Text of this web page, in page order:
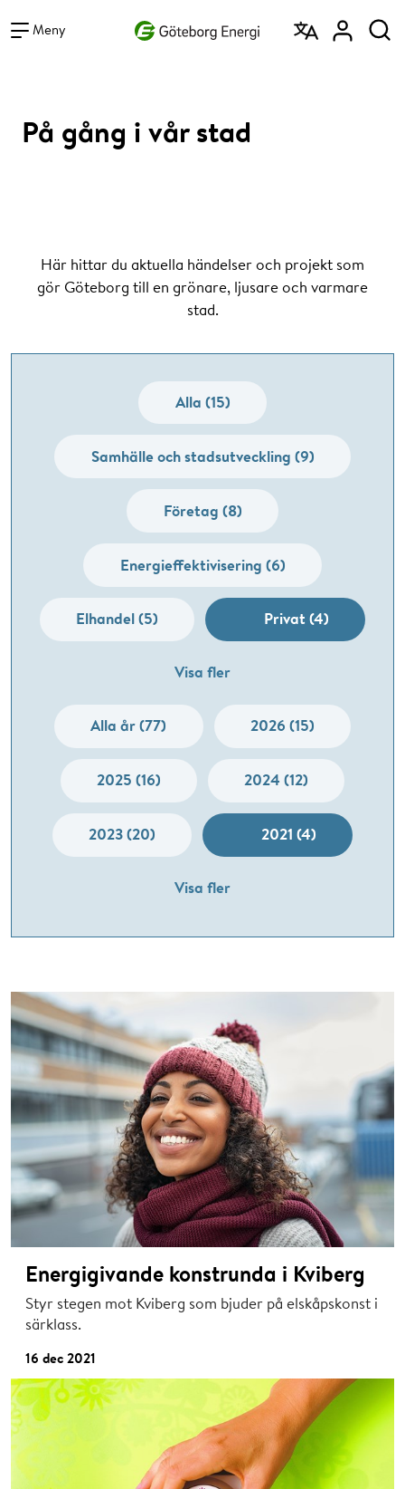
Meny
På gång i vår stad
Här hittar du aktuella händelser och projekt som
gör Göteborg till en grönare, ljusare och varmare
stad.
Alla (15)
Samhälle och stadsutveckling (9)
Företag (8)
Energieffektivisering (6)
Elhandel (5) Privat (4)
Visa fler
Alla år (77) 2026 (15)
2025 (16) 2024 (12)
2023 (20) 2021 (4)
Visa fler
Energigivande konstrunda i Kviberg
Styr stegen mot Kviberg som bjuder på elskåpskonst i
särklass.
16 dec 2021